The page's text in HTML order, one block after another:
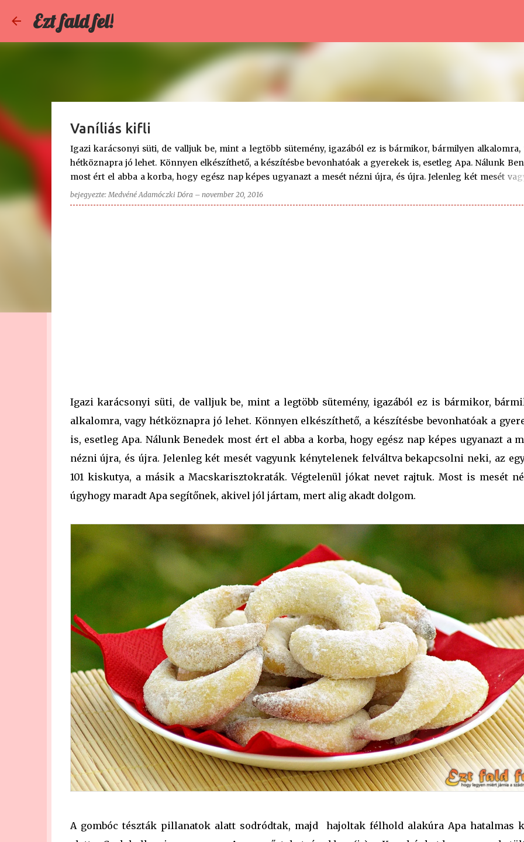
Ezt fald fel!
Vaníliás kifli
Igazi karácsonyi süti, de valljuk be, mint a legtöbb sütemény, igazából ez is bármikor, bármilyen alkalomra,
hétköznapra jó lehet. Könnyen elkészíthető, a készítésbe bevonhatóak a gyerekek is, esetleg Apa. Nálunk
most ért el abba a korba, hogy egész nap képes ugyanazt a mesét nézni újra, és újra. Jelenleg két mesét
kénytelenek felváltva bekapcsolni neki, az egyik a 101 kiskutya, a másik a Macskarisztokraták. Végtelenül jókat
rajtuk. Most is mesét nézett, úgyhogy maradt Apa segítőnek, akivel jól jártam, mert alig akadt dolgom. A
bejegyezte:Medvéné Adamóczki Dóra – november 20, 2016
Igazi karácsonyi süti, de valljuk be, mint a legtöbb sütemény, igazából ez is bármikor,
alkalomra, vagy hétköznapra jó lehet. Könnyen elkészíthető, a készítésbe bevonhatóak a
is, esetleg Apa. Nálunk Benedek most ért el abba a korba, hogy egész nap képes ugyanazt a
nézni újra, és újra. Jelenleg két mesét vagyunk kénytelenek felváltva bekapcsolni neki, az
101 kiskutya, a másik a Macskarisztokraták. Végtelenül jókat nevet rajtuk. Most is mesét
úgyhogy maradt Apa segítőnek, akivel jól jártam, mert alig akadt dolgom.
A gombóc tészták pillanatok alatt sodródtak, majd hajoltak félhold alakúra Apa hatalmas